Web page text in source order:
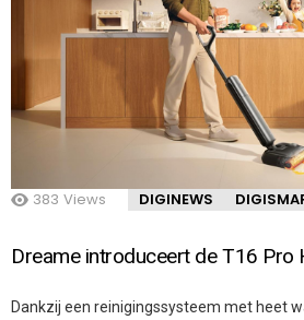
383 Views DIGINEWS
Dreame introduceert de T16 Pro
Dankzij een reinigingssysteem met heet